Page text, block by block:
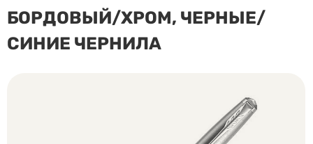
БОРДОВЫЙ/ХРОМ, ЧЕРНЫЕ/
СИНИЕ ЧЕРНИЛА